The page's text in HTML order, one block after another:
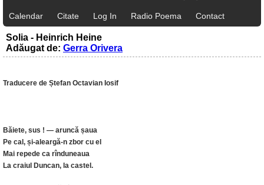
Calendar Citate Log In Radio Poema Contact
Solia - Heinrich Heine
Adăugat de: Gerra Orivera
Traducere de Ștefan Octavian Iosif
Băiete, sus ! — aruncă șaua
Pe cal, și-aleargă-n zbor cu el
Mai repede ca rînduneaua
La craiul Duncan, la castel.